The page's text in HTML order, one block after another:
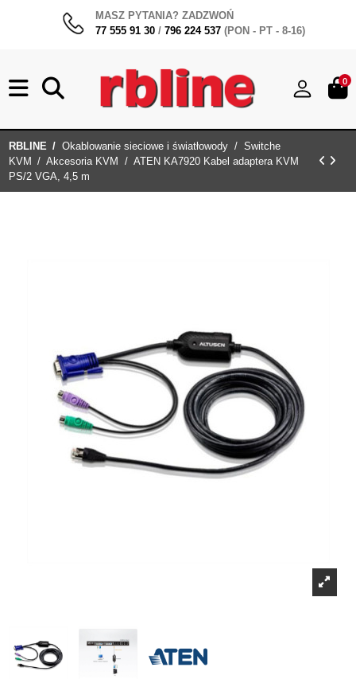
MASZ PYTANIA? ZADZWOŃ
77 555 91 30 / 796 224 537 (PON - PT - 8-16)
0
RBLINE Okablowanie sieciowe i światłowody
Switche
KVM
Akcesoria KVM
ATEN KA7920 Kabel adaptera KVM
PS/2 VGA, 4,5 m